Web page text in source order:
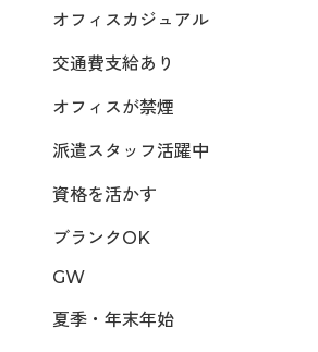
オフィスカジュアル
交通費支給あり
オフィスが禁煙
派遣スタッフ活躍中
資格を活かす
ブランクOK
GW
夏季・年末年始